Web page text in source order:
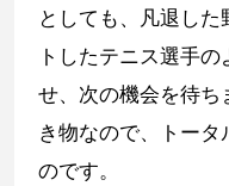
としても、凡退し
トしたテニス選手
せ、次の機会を待ち
き物なので、トー
のです。